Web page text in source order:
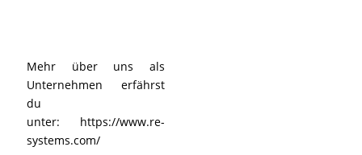
Mehr über uns als
Unternehmen erfährst
du
unter: https://www.re-
systems.com/